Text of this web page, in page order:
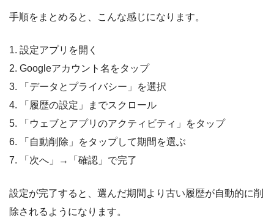
手順をまとめると、こんな感じになります。
1. 設定アプリを開く
2. Googleアカウント名をタップ
3. 「データとプライバシー」を選択
4. 「履歴の設定」までスクロール
5. 「ウェブとアプリのアクティビティ」をタップ
6. 「自動削除」をタップして期間を選ぶ
7. 「次へ」→「確認」で完了
設定が完了すると、選んだ期間より古い履歴が自動的に削
除されるようになります。